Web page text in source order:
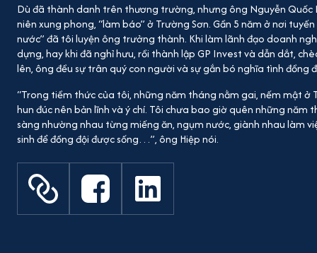
Dù đã thành danh trên thương trường, nhưng ông Nguyễn
niên xung phong, “làm báo” ở Trường Sơn. Gần 5 năm ở nơi
nước” đã tôi luyện ông trưởng thành. Khi làm lãnh đạo doanh
dựng, hay khi đã nghỉ hưu, rồi thành lập GP Invest và dẫn dắt,
lên, ông đều sự trân quý con người và sự gắn bó nghĩa tình đồng
“Trong tiềm thức của tôi, những năm tháng nằm gai, nếm mật ở
hun đúc nên bản lĩnh và ý chí. Tôi chưa bao giờ quên những năm
sàng nhường nhau từng miếng ăn, ngụm nước, giành nhau làm
sinh để đồng đội được sống…”, ông Hiệp nói.